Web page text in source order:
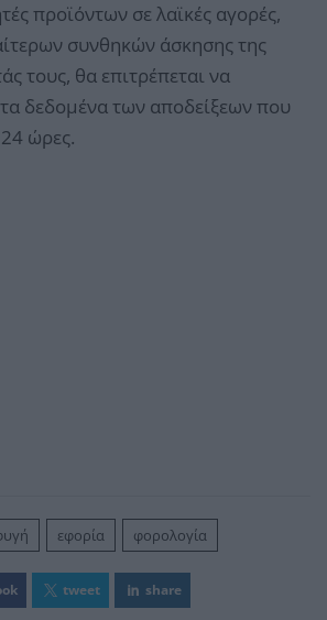
προϊόντων σε λαϊκές αγορές,
συνθηκών άσκησης της
τους, θα επιτρέπεται να
δεδομένα των αποδείξεων που
ώρες.
εφορία φορολογία
tweet share